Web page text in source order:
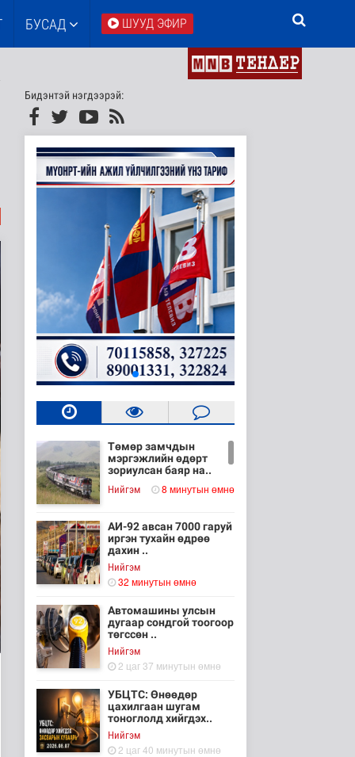
БУСАД ШУУД ЭФИР
Бидэнтэй нэгдээрэй:
Төмөр замчдын
мэргэжлийн өдөрт
зориулсан баяр на..
Нийгэм 8 минутын өмнө
АИ-92 авсан 7000 гаруй
иргэн тухайн өдрөө
дахин ..
Нийгэм
32 минутын өмнө
Автомашины улсын
дугаар сондгой тоогоор
төгссөн ..
Нийгэм
2 цаг 37 минутын өмнө
УБЦТС: Өнөөдөр
цахилгаан шугам
тоноглолд хийгдэх..
Нийгэм
2 цаг 40 минутын өмнө